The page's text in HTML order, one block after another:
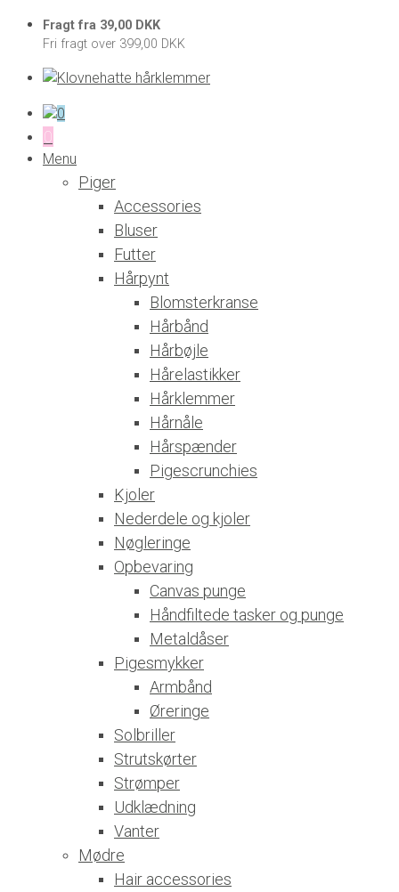
Fragt fra 39,00 DKK
Fri fragt over 399,00 DKK
0
0
Menu
Piger
Accessories
Bluser
Futter
Hårpynt
Blomsterkranse
Hårbånd
Hårbøjle
Hårelastikker
Hårklemmer
Hårnåle
Hårspænder
Pigescrunchies
Kjoler
Nederdele og kjoler
Nøgleringe
Opbevaring
Canvas punge
Håndfiltede tasker og punge
Metaldåser
Pigesmykker
Armbånd
Øreringe
Solbriller
Strutskørter
Strømper
Udklædning
Vanter
Mødre
Hair accessories